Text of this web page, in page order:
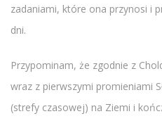
zadaniami, które ona przynosi i
dni.
Przypominam, że zgodnie z
wraz z pierwszymi promieniami
(strefy czasowej) na Ziemi i